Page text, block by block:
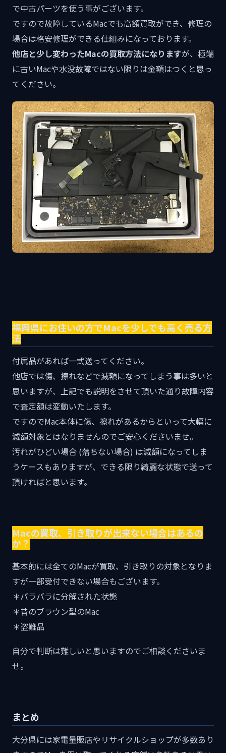
で中古パーツを使う事がございます。
ですので故障しているMacでも高額買取ができ、修理の
場合は格安修理ができる仕組みになっております。
他店と少し変わったMacの買取方法になりますが、極端
に古いMacや水没故障ではない限りは金額はつくと思っ
てください。
福岡県にお住いの方でMacを少しでも高く売る方
法
付属品があれば一式送ってください。
他店では傷、擦れなどで減額になってしまう事は多いと
思いますが、上記でも説明をさせて頂いた通り故障内容
で査定額は変動いたします。
ですのでMac本体に傷、擦れがあるからといって大幅に
減額対象とはなりませんのでご安心くださいませ。
汚れがひどい場合 (落ちない場合) は減額になってしま
うケースもありますが、できる限り綺麗な状態で送って
頂ければと思います。
Macの買取、引き取りが出来ない場合はあるの
か？
基本的には全てのMacが買取、引き取りの対象となりま
すが一部受付できない場合もございます。
＊バラバラに分解された状態
＊昔のブラウン型のMac
＊盗難品
自分で判断は難しいと思いますのでご相談くださいま
せ。
まとめ
大分県には家電量販店やリサイクルショップが多数あり